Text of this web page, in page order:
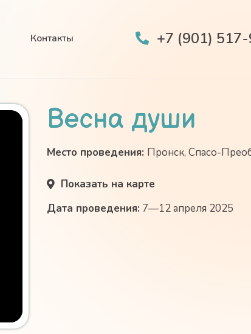
Контакты +7 (901)
Весна души
Место проведения: Пронск, Спасо-
Показать на карте
Дата проведения: 7—12 апреля 2025